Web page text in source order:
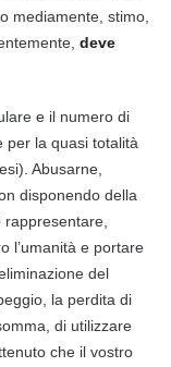
mediamente, stimo,
deve
e il numero di
per la quasi totalità
Abusarne,
disponendo della
l’umanità e portare
del
la perdita di
di utilizzare
che il vostro